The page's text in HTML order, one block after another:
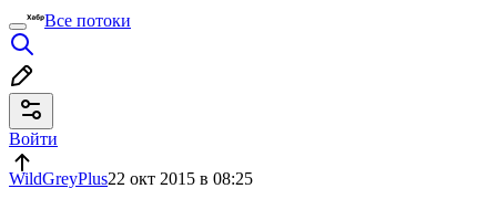
Все потоки
Войти
WildGreyPlus22 окт 2015 в 08:25